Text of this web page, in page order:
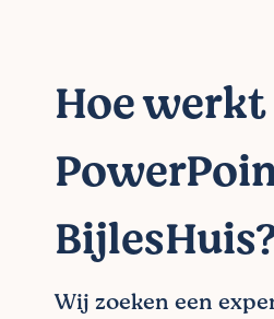
Hoe
Wij zoeken een